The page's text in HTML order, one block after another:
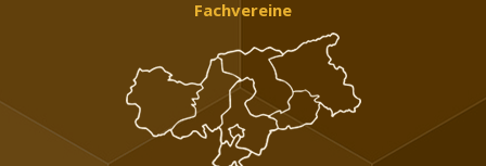
Fachvereine